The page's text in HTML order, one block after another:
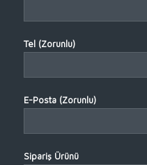
Tel (Zorunlu)
E-Posta (Zorunlu)
Sipariş Ürünü